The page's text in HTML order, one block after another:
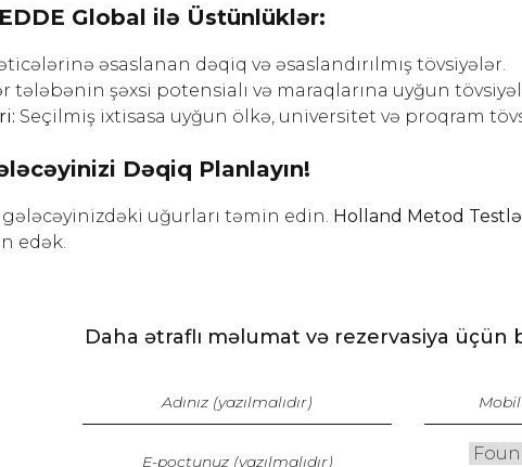
Global ilə Üstünlüklər:
əsaslanan dəqiq və əsaslandırılmış tövsiyələr.
tələbənin şəxsi potensialı və maraqlarına uyğun
Seçilmiş ixtisasa uyğun ölkə, universitet və proqram
Dəqiq Planlayın!
uğurları təmin edin. Holland Metod
edək.
Daha ətraflı məlumat və rezervasiya üçün